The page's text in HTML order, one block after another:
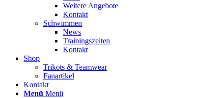
Weitere Angebote
Kontakt
Schwimmen
News
Trainingszeiten
Kontakt
Shop
Trikots & Teamwear
Fanartikel
Kontakt
Menü Menü